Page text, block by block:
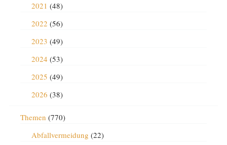
2021 (48)
2022 (56)
2023 (49)
2024 (53)
2025 (49)
2026 (38)
Themen (770)
Abfallvermeidung (22)